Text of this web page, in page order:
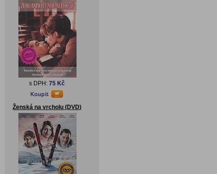
s DPH:75 Kč
Ženská na vrcholu (DVD)